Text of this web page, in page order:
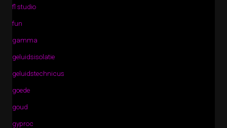
fl studio
fun
gamma
geluidsisolatie
geluidstechnicus
goede
goud
gyproc